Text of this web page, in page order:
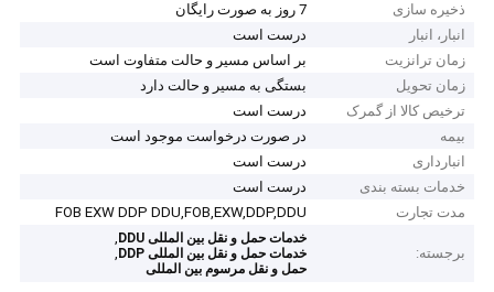
ذخیره سازی
7 روز به صورت رایگان
انبار، انبار
درست است
زمان ترانزیت
بر اساس مسیر و حالت متفاوت است
زمان تحویل
بستگی به مسیر و حالت دارد
ترخیص کالا از گمرک
درست است
بیمه
در صورت درخواست موجود است
انبارداری
درست است
خدمات بسته بندی
درست است
مدت تجارت
FOB EXW DDP DDU,FOB,EXW,DDP,DDU
برجسته:
خدمات حمل و نقل بین المللی DDU ,
خدمات حمل و نقل بین المللی DDP ,
حمل و نقل مرسوم بین المللی